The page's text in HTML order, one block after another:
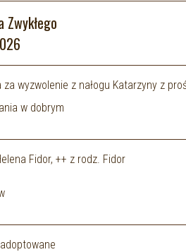
za wyzwolenie z nałogu Katarzyny z
w dobrym
Fidor, ++ z rodz. Fidor